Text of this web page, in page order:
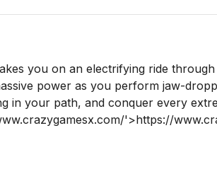
you on an electrifying ride
power as you perform jaw-
in your path, and conquer every
'>https://